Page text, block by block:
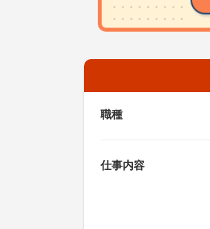
職種
仕事内容